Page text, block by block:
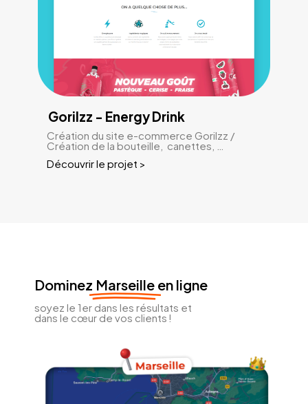
Gorilzz - Energy Drink
Création du site e-commerce Gorilzz /
Création de la bouteille, canettes, …
Découvrir le projet >
Dominez Marseille en ligne
soyez le 1er dans les résultats et
dans le cœur de vos clients !